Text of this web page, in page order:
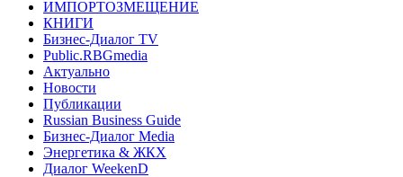
ИМПОРТОЗМЕЩЕНИЕ
КНИГИ
Бизнес-Диалог TV
Public.RBGmedia
Актуально
Новости
Публикации
Russian Business Guide
Бизнес-Диалог Media
Энергетика & ЖКХ
Диалог WeekenD